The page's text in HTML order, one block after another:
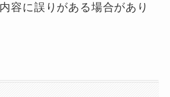
容に誤りがある場合があり